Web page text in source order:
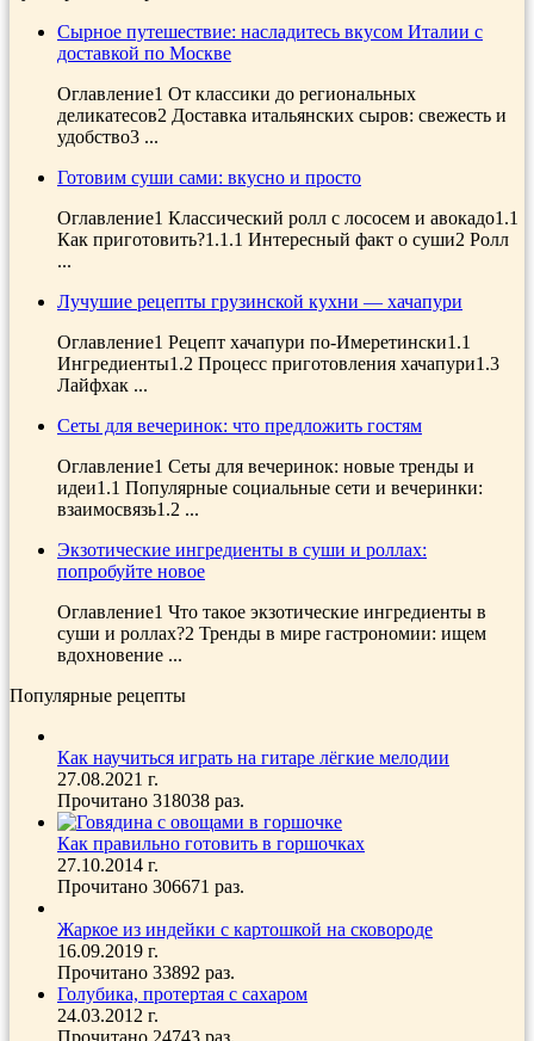
Сырное путешествие: насладитесь вкусом Италии с
доставкой по Москве
Оглавление1 От классики до региональных
деликатесов2 Доставка итальянских сыров: свежесть и
удобство3 ...
Готовим суши сами: вкусно и просто
Оглавление1 Классический ролл с лососем и авокадо1.1
Как приготовить?1.1.1 Интересный факт о суши2 Ролл
...
Лучушие рецепты грузинской кухни — хачапури
Оглавление1 Рецепт хачапури по-Имеретински1.1
Ингредиенты1.2 Процесс приготовления хачапури1.3
Лайфхак ...
Сеты для вечеринок: что предложить гостям
Оглавление1 Сеты для вечеринок: новые тренды и
идеи1.1 Популярные социальные сети и вечеринки:
взаимосвязь1.2 ...
Экзотические ингредиенты в суши и роллах:
попробуйте новое
Оглавление1 Что такое экзотические ингредиенты в
суши и роллах?2 Тренды в мире гастрономии: ищем
вдохновение ...
Популярные рецепты
Как научиться играть на гитаре лёгкие мелодии
27.08.2021 г.
Прочитано 318038 раз.
Как правильно готовить в горшочках
27.10.2014 г.
Прочитано 306671 раз.
Жаркое из индейки с картошкой на сковороде
16.09.2019 г.
Прочитано 33892 раз.
Голубика, протертая с сахаром
24.03.2012 г.